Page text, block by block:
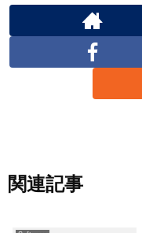
関連記事